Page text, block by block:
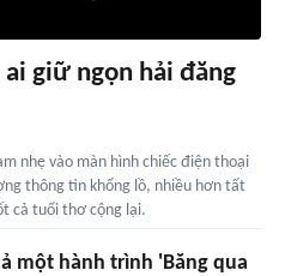
giữ ngọn hải đăng
nhẹ vào màn hình chiếc điện thoại
thông tin khổng lồ, nhiều hơn tất
cả tuổi thơ cộng lại.
một hành trình 'Băng qua